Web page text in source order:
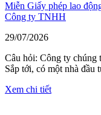
Miễn Giấy phép lao
Công ty TNHH
29/07/2026
Câu hỏi: Công ty
Sắp tới, có một nhà đầu
Xem chi tiết